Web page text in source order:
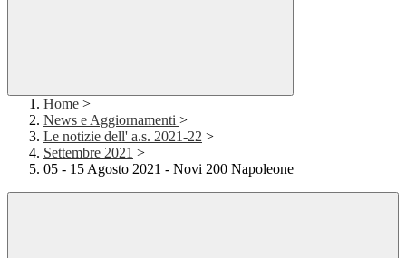
Home >
News e Aggiornamenti >
Le notizie dell' a.s. 2021-22 >
Settembre 2021 >
05 - 15 Agosto 2021 - Novi 200 Napoleone